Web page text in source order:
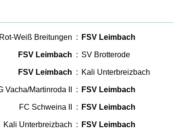
Rot-Weiß Breitungen : FSV Leimbach
FSV Leimbach : SV Brotterode
FSV Leimbach : Kali Unterbreizbach
Vacha/Martinroda II : FSV Leimbach
FC Schweina II : FSV Leimbach
Kali Unterbreizbach : FSV Leimbach